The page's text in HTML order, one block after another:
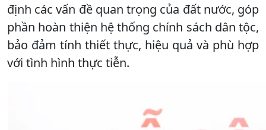
định các vấn đề quan trọng của đất nước, góp
phần hoàn thiện hệ thống chính sách dân tộc,
bảo đảm tính thiết thực, hiệu quả và phù hợp
với tình hình thực tiễn.